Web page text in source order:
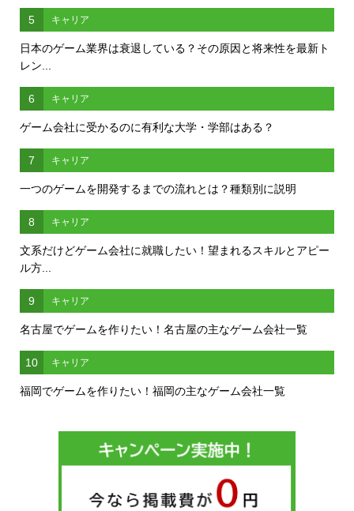
5 キャリア
日本のゲーム業界は衰退している？その原因と将来性を最新ト
レン...
6 キャリア
ゲーム会社に受かるのに有利な大学・学部はある？
7 キャリア
一つのゲームを開発するまでの流れとは？種類別に説明
8 キャリア
文系だけどゲーム会社に就職したい！望まれるスキルとアピー
ル方...
9 キャリア
名古屋でゲームを作りたい！名古屋の主なゲーム会社一覧
10 キャリア
福岡でゲームを作りたい！福岡の主なゲーム会社一覧